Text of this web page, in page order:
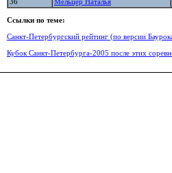
Ссылки по теме:
Санкт-Петербургский рейтинг (по версии
Кубок Санкт-Петербурга-2005 после этих